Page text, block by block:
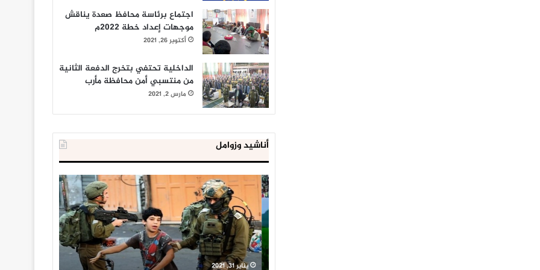
اجتماع برئاسة محافظ صعدة يناقش
موجهات إعداد خطة 2022م
أكتوبر 26, 2021
الداخلية تحتفي بتخرج الدفعة الثانية
من منتسبي أمن محافظة مأرب
مارس 2, 2021
أناشيد وزوامل
العدو
الإسرائيلي
اعتقل
543
طفلا
فلسطينيا
خلال
يناير 31, 2021
الداخلية
المصرية
تعلن
إحباط
‘مخطط
كبير’